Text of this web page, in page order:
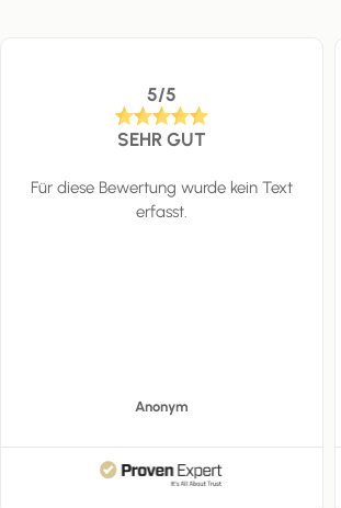
5/5
SEHR GUT
Für diese Bewertung wurde kein Text
erfasst.
Anonym